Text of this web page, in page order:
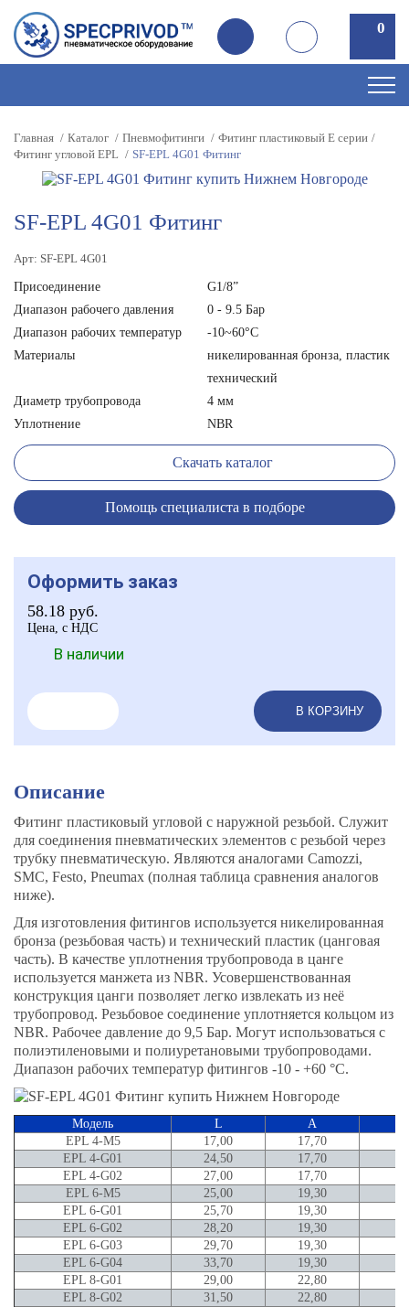
0
0
Главная Каталог Пневмофитинги
Фитинг пластиковый E серии
Фитинг угловой EPL
SF-EPL 4G01 Фитинг
SF-EPL 4G01 Фитинг
Арт: SF-EPL 4G01
Присоединение
G1/8”
Диапазон рабочего давления
0 - 9.5 Бар
Диапазон рабочих температур
-10~60°C
Материалы
никелированная бронза, пластик
технический
Диаметр трубопровода
4 мм
Уплотнение
NBR
Скачать каталог
Помощь специалиста в подборе
Оформить заказ
58.18 руб.
Цена, с НДС
В наличии
В КОРЗИНУ
Описание
Фитинг пластиковый угловой с наружной резьбой. Служит
для соединения пневматических элементов с резьбой через
трубку пневматическую. Являются аналогами Camozzi,
SMC, Festo, Pneumax (полная таблица сравнения аналогов
ниже).
Для изготовления фитингов используется никелированная
бронза (резьбовая часть) и технический пластик (цанговая
часть). В качестве уплотнения трубопровода в цанге
используется манжета из NBR. Усовершенствованная
конструкция цанги позволяет легко извлекать из неё
трубопровод. Резьбовое соединение уплотняется кольцом из
NBR. Рабочее давление до 9,5 Бар. Могут использоваться с
полиэтиленовыми и полиуретановыми трубопроводами.
Диапазон рабочих температур фитингов -10 - +60 °C.
Модель L A
EPL 4-M5
17,00 17,70
EPL 4-G01
24,50 17,70
EPL 4-G02
27,00 17,70
EPL 6-M5
25,00 19,30
EPL 6-G01
25,70 19,30
EPL 6-G02
28,20 19,30
EPL 6-G03
29,70 19,30
EPL 6-G04
33,70 19,30
EPL 8-G01
29,00 22,80
EPL 8-G02
31,50 22,80